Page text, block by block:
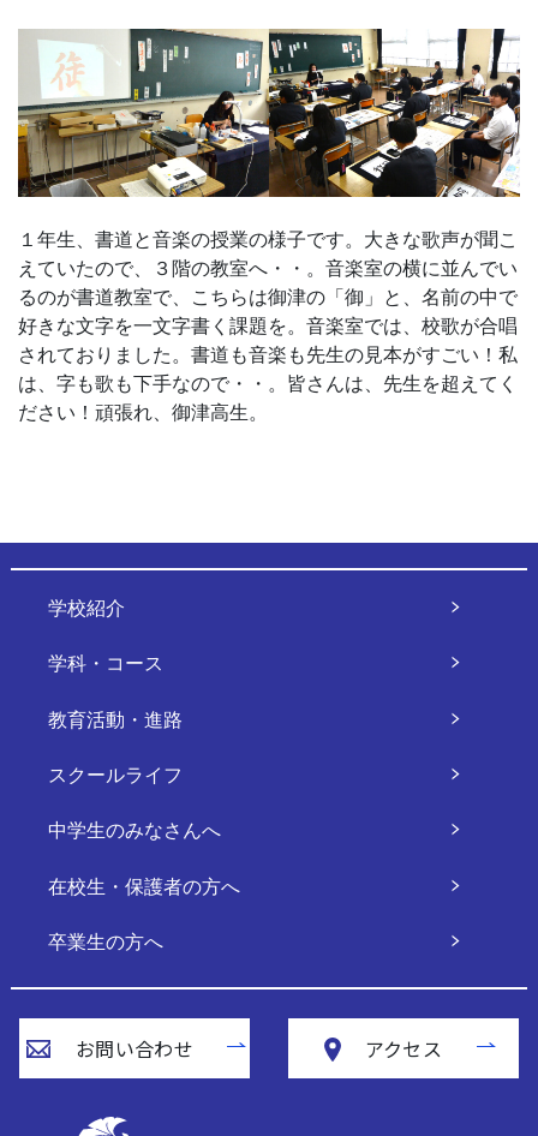
１年生、書道と音楽の授業の様子です。大きな歌声が聞こ
えていたので、３階の教室へ・・。音楽室の横に並んでい
るのが書道教室で、こちらは御津の「御」と、名前の中で
好きな文字を一文字書く課題を。音楽室では、校歌が合唱
されておりました。書道も音楽も先生の見本がすごい！私
は、字も歌も下手なので・・。皆さんは、先生を超えてく
ださい！頑張れ、御津高生。
学校紹介
学科・コース
教育活動・進路
スクールライフ
中学生のみなさんへ
在校生・保護者の方へ
卒業生の方へ
お問い合わせ アクセス